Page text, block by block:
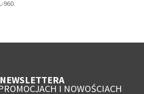
960.
I NOWOŚCIACH